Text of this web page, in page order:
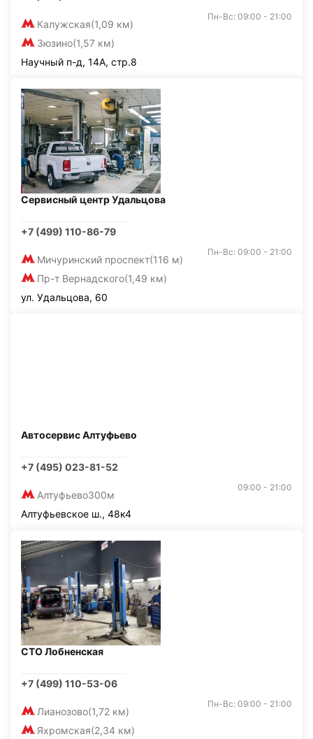
Калужская(1,09 км)
Зюзино(1,57 км)
Пн-Вс: 09:00 - 21:00
Научный п-д, 14А, стр.8
Сервисный центр Удальцова
+7 (499) 110-86-79
Мичуринский проспект(116 м)
Пр-т Вернадского(1,49 км)
Пн-Вс: 09:00 - 21:00
ул. Удальцова, 60
Автосервис Алтуфьево
+7 (495) 023-81-52
Алтуфьево300м
09:00 - 21:00
Алтуфьевское ш., 48к4
СТО Лобненская
+7 (499) 110-53-06
Лианозово(1,72 км)
Яхромская(2,34 км)
Пн-Вс: 09:00 - 21:00